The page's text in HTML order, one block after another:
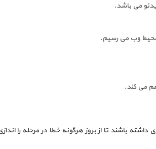
محیط وب می رسیم.
می کند.
باشند تا از بروز هرگونه خطا در مرحله را